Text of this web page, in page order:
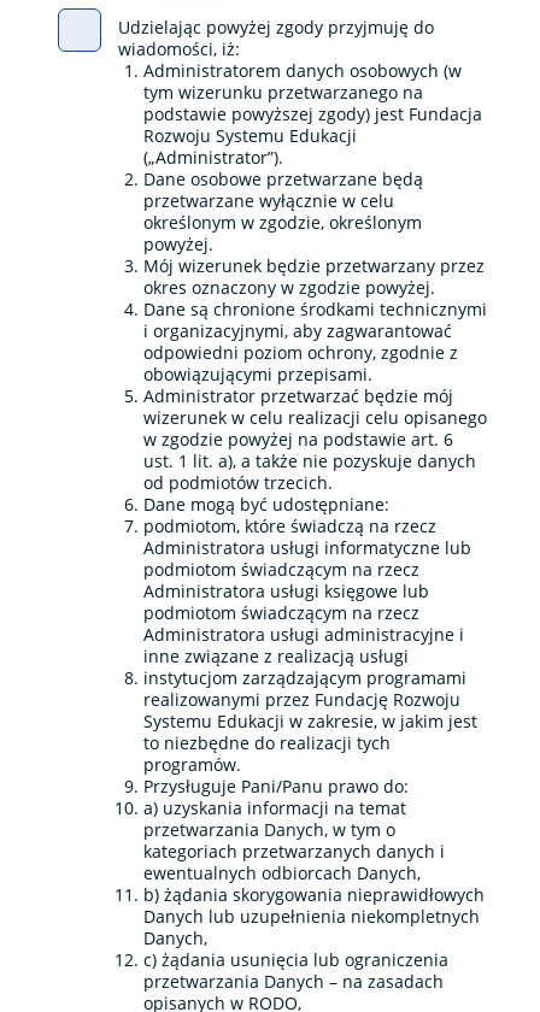
Udzielając powyżej zgody przyjmuję do
wiadomości, iż:
Administratorem danych osobowych (w
tym wizerunku przetwarzanego na
podstawie powyższej zgody) jest Fundacja
Rozwoju Systemu Edukacji
(„Administrator”).
Dane osobowe przetwarzane będą
przetwarzane wyłącznie w celu
określonym w zgodzie, określonym
powyżej.
Mój wizerunek będzie przetwarzany przez
okres oznaczony w zgodzie powyżej.
Dane są chronione środkami technicznymi
i organizacyjnymi, aby zagwarantować
odpowiedni poziom ochrony, zgodnie z
obowiązującymi przepisami.
Administrator przetwarzać będzie mój
wizerunek w celu realizacji celu opisanego
w zgodzie powyżej na podstawie art. 6
ust. 1 lit. a), a także nie pozyskuje danych
od podmiotów trzecich.
Dane mogą być udostępniane:
podmiotom, które świadczą na rzecz
Administratora usługi informatyczne lub
podmiotom świadczącym na rzecz
Administratora usługi księgowe lub
podmiotom świadczącym na rzecz
Administratora usługi administracyjne i
inne związane z realizacją usługi
instytucjom zarządzającym programami
realizowanymi przez Fundację Rozwoju
Systemu Edukacji w zakresie, w jakim jest
to niezbędne do realizacji tych
programów.
Przysługuje Pani/Panu prawo do:
a) uzyskania informacji na temat
przetwarzania Danych, w tym o
kategoriach przetwarzanych danych i
ewentualnych odbiorcach Danych,
b) żądania skorygowania nieprawidłowych
Danych lub uzupełnienia niekompletnych
Danych,
c) żądania usunięcia lub ograniczenia
przetwarzania Danych – na zasadach
opisanych w RODO,